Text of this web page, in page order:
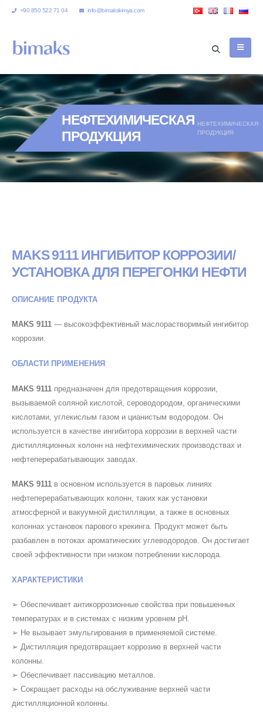
+90 850 522 71 04 info@bimakskimya.com
НЕФТЕХИМИЧЕСКАЯ
ПРОДУКЦИЯ
НЕФТЕХИМИЧЕСКАЯ
ПРОДУКЦИЯ
MAKS 9111 ИНГИБИТОР КОРРОЗИИ/
УСТАНОВКА ДЛЯ ПЕРЕГОНКИ НЕФТИ
ОПИСАНИЕ ПРОДУКТА
MAKS 9111 — высокоэффективный маслорастворимый ингибитор
коррозии.
ОБЛАСТИ ПРИМЕНЕНИЯ
MAKS 9111 предназначен для предотвращения коррозии,
вызываемой соляной кислотой, сероводородом, органическими
кислотами, углекислым газом и цианистым водородом. Он
используется в качестве ингибитора коррозии в верхней части
дистилляционных колонн на нефтехимических производствах и
нефтеперерабатывающих заводах.
MAKS 9111 в основном используется в паровых линиях
нефтеперерабатывающих колонн, таких как установки
атмосферной и вакуумной дистилляции, а также в основных
колоннах установок парового крекинга. Продукт может быть
разбавлен в потоках ароматических углеводородов. Он достигает
своей эффективности при низком потреблении кислорода.
ХАРАКТЕРИСТИКИ
➢ Обеспечивает антикоррозионные свойства при повышенных
температурах и в системах с низким уровнем pH.
➢ Не вызывает эмульгирования в применяемой системе.
➢ Дистилляция предотвращает коррозию в верхней части
колонны.
➢ Обеспечивает пассивацию металлов.
➢ Сокращает расходы на обслуживание верхней части
дистилляционной колонны.